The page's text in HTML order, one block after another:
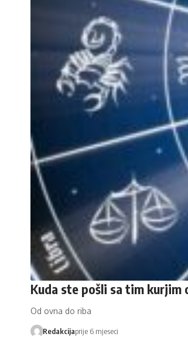
Kuda ste pošli sa tim kurjim
Od ovna do riba
Redakcijaprije 6 mjeseci